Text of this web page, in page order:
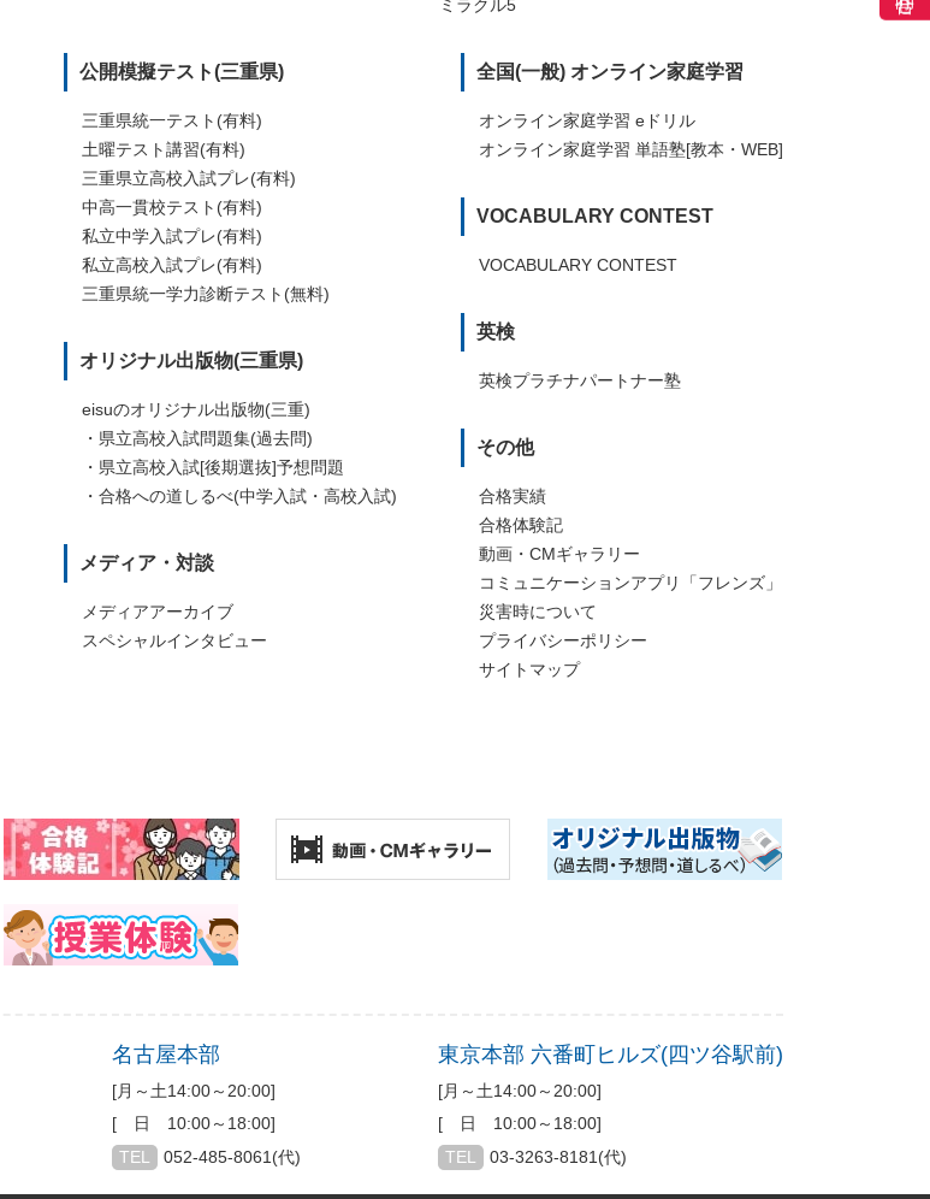
パズル道場
nice
オンライン家庭学習 eドリル
オンライン家庭学習 単語塾[教本・WEB]
パーフェクト演習ゼミ
オンライン家庭学習 単語塾[教本・WEB]
ミラクル5
公開模擬テスト(三重県)
三重県統一テスト(有料)
土曜テスト講習(有料)
三重県立高校入試プレ(有料)
中高一貫校テスト(有料)
私立中学入試プレ(有料)
私立高校入試プレ(有料)
三重県統一学力診断テスト(無料)
オリジナル出版物(三重県)
eisuのオリジナル出版物(三重)
・県立高校入試問題集(過去問)
・県立高校入試[後期選抜]予想問題
・合格への道しるべ(中学入試・高校入試)
メディア・対談
メディアアーカイブ
スペシャルインタビュー
全国(一般) オンライン家庭学習
オンライン家庭学習 eドリル
オンライン家庭学習 単語塾[教本・WEB]
VOCABULARY CONTEST
VOCABULARY CONTEST
英検
英検プラチナパートナー塾
その他
合格実績
合格体験記
動画・CMギャラリー
コミュニケーションアプリ「フレンズ」
災害時について
プライバシーポリシー
サイトマップ
名古屋本部
[月～土14:00～20:00]
[ 日 10:00～18:00]
TEL
052-485-8061(代)
東京本部 六番町ヒルズ(四ツ谷駅前)
[月～土14:00～20:00]
[ 日 10:00～18:00]
TEL
03-3263-8181(代)